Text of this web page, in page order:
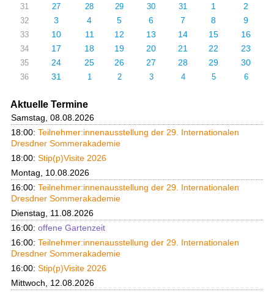
31 27 28 29 30 31 1 2
32 3 4 5 6 7 8 9
33 10 11 12 13 14 15 16
34 17 18 19 20 21 22 23
35 24 25 26 27 28 29 30
36 31 1 2 3 4 5 6
Aktuelle Termine
Samstag, 08.08.2026
18:00: Teilnehmer:innenausstellung der 29. Internationalen
Dresdner Sommerakademie
18:00: Stip(p)Visite 2026
Montag, 10.08.2026
16:00: Teilnehmer:innenausstellung der 29. Internationalen
Dresdner Sommerakademie
Dienstag, 11.08.2026
16:00: offene Gartenzeit
16:00: Teilnehmer:innenausstellung der 29. Internationalen
Dresdner Sommerakademie
16:00: Stip(p)Visite 2026
Mittwoch, 12.08.2026